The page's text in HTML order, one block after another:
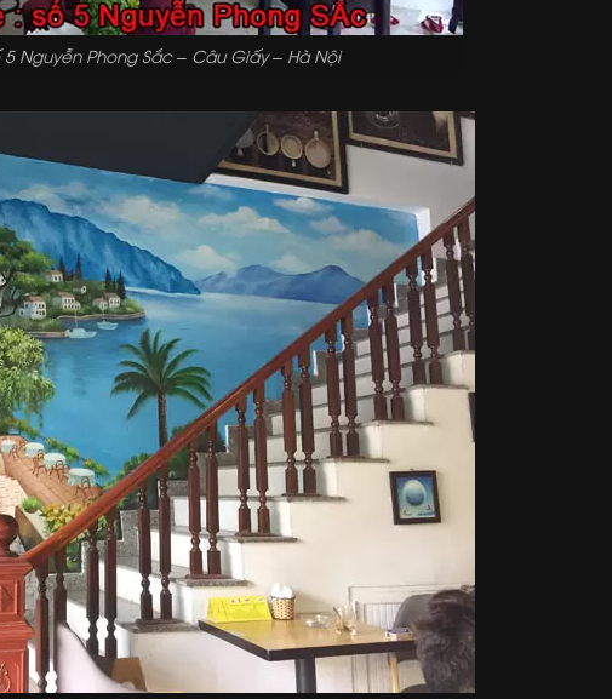
Nguyễn Phong Sắc – Câu Giấy – Hà Nội